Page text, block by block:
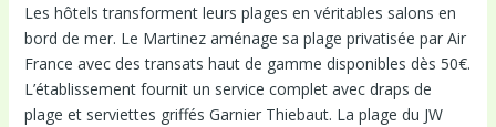
Les hôtels transforment leurs plages en véritables salons en
bord de mer. Le Martinez aménage sa plage privatisée par Air
France avec des transats haut de gamme disponibles dès 50€.
L’établissement fournit un service complet avec draps de
plage et serviettes griffés Garnier Thiebaut. La plage du JW